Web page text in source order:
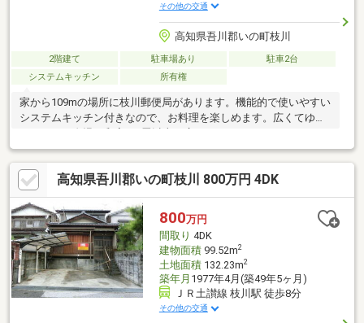
その他の交通
高知県吾川郡いの町枝川
2階建て 駐車場あり
駐車2台
システムキッチン
所有権
家から109mの場所に枝川郵便局があります。機能的で使いやすい
システムキッチン付きなので、お料理を楽しめます。広くてゆっ
たりとした自慢の和室は8畳以上の広さがあります。3口コンロが
付いているので、料理をたくさん作りたい時でも同時に進めるこ
とができて時短になります。7LDKの物件で快適な日々を過ごしま
しょう。おでかけ好きな方には、駅から徒歩4分の駅近物件がおす
すめです。空間を有効的に使え、高さが映える吹抜けのある物件
です。
高知県吾川郡いの町枝川 800万円 4DK
800万円
間取り 4DK
建物面積99.52m2
土地面積132.23m2
築年月 1977年4月(築49年5ヶ月)
ＪＲ土讃線 枝川駅 徒歩8分
その他の交通